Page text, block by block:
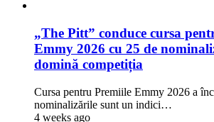
„The Pitt” conduce cursa
Emmy 2026 cu 25 de
domină competiția
Cursa pentru Premiile Emmy 2026 a
nominalizările sunt un indici…
4 weeks ago